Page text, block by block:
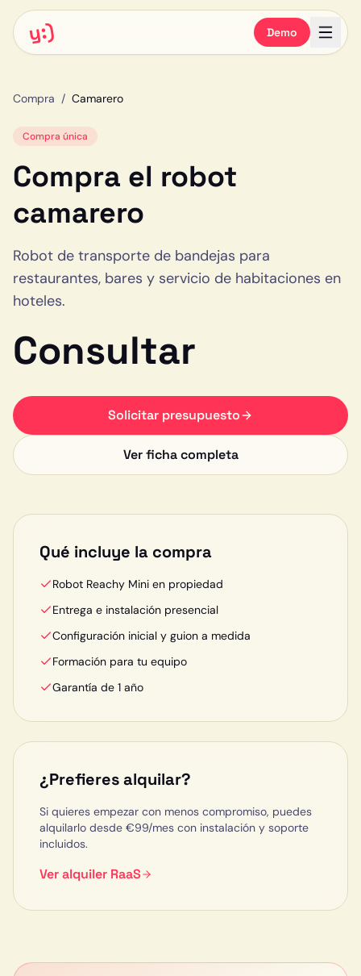
y:) Demo
Compra / Camarero
Compra única
Compra el robot
camarero
Robot de transporte de bandejas para
restaurantes, bares y servicio de habitaciones en
hoteles.
Consultar
Solicitar presupuesto
Ver ficha completa
Qué incluye la compra
Robot Reachy Mini en propiedad
Entrega e instalación presencial
Configuración inicial y guion a medida
Formación para tu equipo
Garantía de 1 año
¿Prefieres alquilar?
Si quieres empezar con menos compromiso, puedes
alquilarlo desde €99/mes con instalación y soporte
incluidos.
Ver alquiler RaaS